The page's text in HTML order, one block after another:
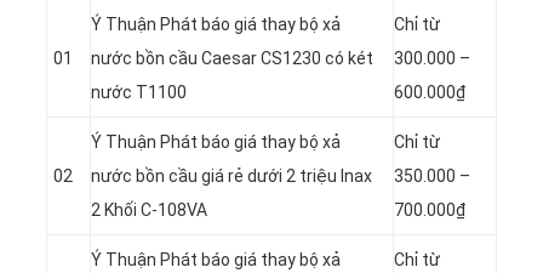
01
Ý Thuận Phát báo giá thay bộ xả
nước bồn cầu Caesar CS1230 có két
nước T1100
Chỉ từ
300.000 –
600.000₫
02
Ý Thuận Phát báo giá thay bộ xả
nước bồn cầu giá rẻ dưới 2 triệu Inax
2 Khối C-108VA
Chỉ từ
350.000 –
700.000₫
Ý Thuận Phát báo giá thay bộ xả
Chỉ từ